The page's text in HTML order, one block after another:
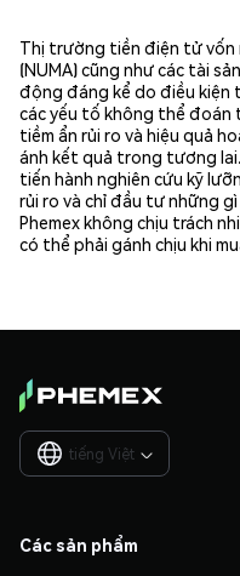
Thị trường tiền điện tử vốn
(NUMA) cũng như các tài
động đáng kể do điều kiện
các yếu tố không thể đoán
tiềm ẩn rủi ro và hiệu quả
ánh kết quả trong tương
tiến hành nghiên cứu kỹ
rủi ro và chỉ đầu tư những
Phemex không chịu trách
có thể phải gánh chịu khi
tiếng Việt 
Các sản phẩm